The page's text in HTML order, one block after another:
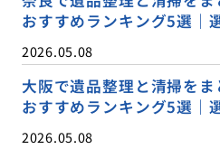
おすすめランキング5選｜
2026.05.08
大阪で遺品整理と清掃を
おすすめランキング5選｜
2026.05.08